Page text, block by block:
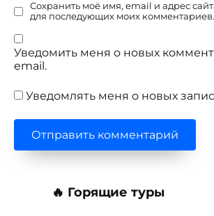
Сохранить моё имя, email и адрес
для последующих моих комментариев.
Уведомить меня о новых
email.
Уведомлять меня о новых
🔥 Горящие туры